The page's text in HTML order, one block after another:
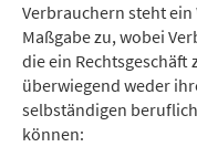
Verbrauchern steht
Maßgabe zu, wobei
die ein Rechtsgeschäft
überwiegend weder
selbständigen
können: